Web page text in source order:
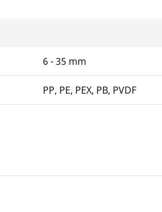
6 - 35 mm
PP, PE, PEX, PB, PVDF